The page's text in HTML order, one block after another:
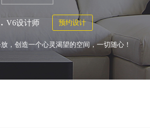
V6设计师 预约设计
，创造一个心灵渴望的空间，一切随心！